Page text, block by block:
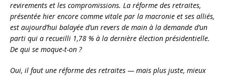
revirements et les compromissions. La réforme des retraites,
présentée hier encore comme vitale par la macronie et ses alliés,
est aujourd’hui balayée d’un revers de main à la demande d’un
parti qui a recueilli 1,78 % à la dernière élection présidentielle.
De qui se moque-t-on ?
Oui, il faut une réforme des retraites — mais plus juste, mieux